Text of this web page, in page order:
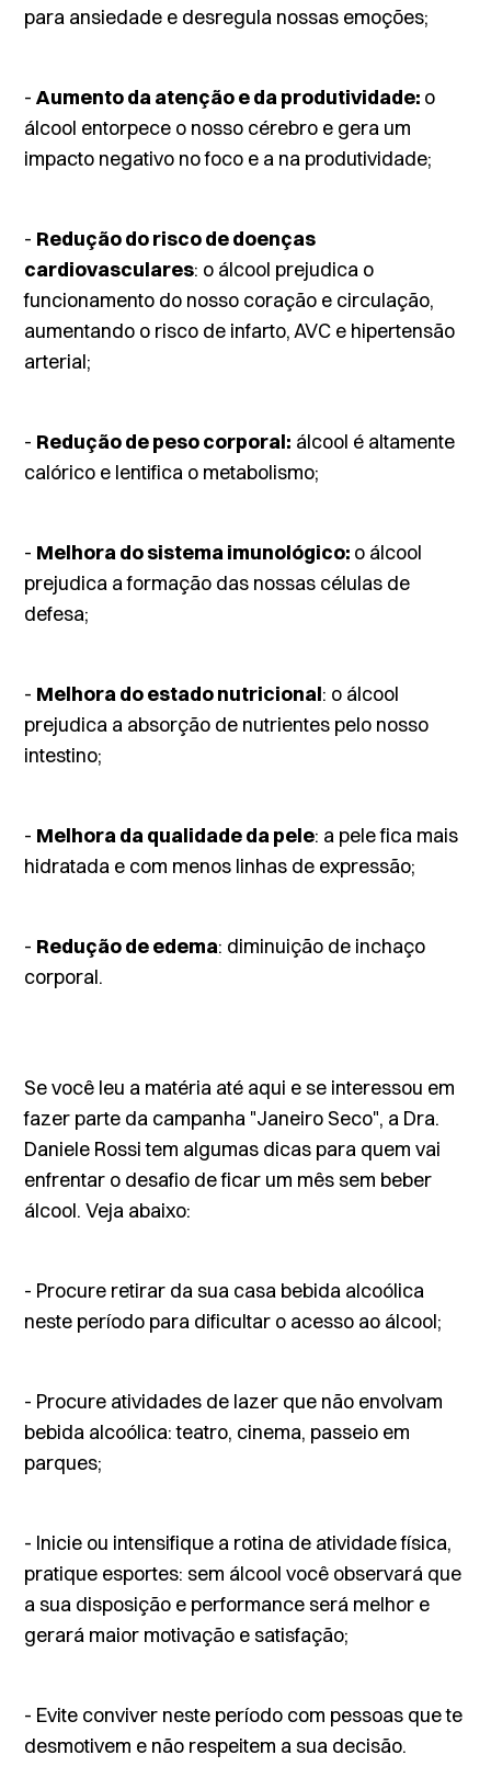
para ansiedade e desregula nossas emoções;
-Aumento da atenção e da produtividade: o
álcool entorpece o nosso cérebro e gera um
impacto negativo no foco e a na produtividade;
- Redução do risco de doenças
cardiovasculares: o álcool prejudica o
funcionamento do nosso coração e circulação,
aumentando o risco de infarto, AVC e hipertensão
arterial;
- Redução de peso corporal: álcool é altamente
calórico e lentifica o metabolismo;
- Melhora do sistema imunológico: o álcool
prejudica a formação das nossas células de
defesa;
- Melhora do estado nutricional: o álcool
prejudica a absorção de nutrientes pelo nosso
intestino;
- Melhora da qualidade da pele: a pele fica mais
hidratada e com menos linhas de expressão;
- Redução de edema: diminuição de inchaço
corporal.
Se você leu a matéria até aqui e se interessou em
fazer parte da campanha "Janeiro Seco", a Dra.
Daniele Rossi tem algumas dicas para quem vai
enfrentar o desafio de ficar um mês sem beber
álcool. Veja abaixo:
- Procure retirar da sua casa bebida alcoólica
neste período para dificultar o acesso ao álcool;
- Procure atividades de lazer que não envolvam
bebida alcoólica: teatro, cinema, passeio em
parques;
- Inicie ou intensifique a rotina de atividade física,
pratique esportes: sem álcool você observará que
a sua disposição e performance será melhor e
gerará maior motivação e satisfação;
- Evite conviver neste período com pessoas que te
desmotivem e não respeitem a sua decisão.